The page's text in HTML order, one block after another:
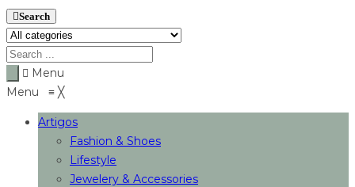
Search
Menu
Menu ≡ ╳
Artigos
Fashion & Shoes
Lifestyle
Jewelery & Accessories